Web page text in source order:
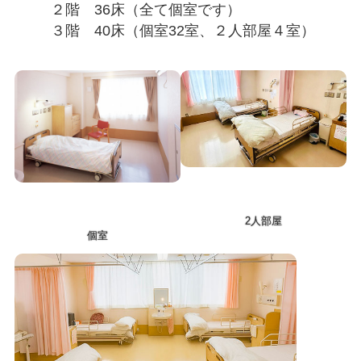
２階 36床（全て個室です）
３階 40床（個室32室、２人部屋４室）
個室
2人部屋